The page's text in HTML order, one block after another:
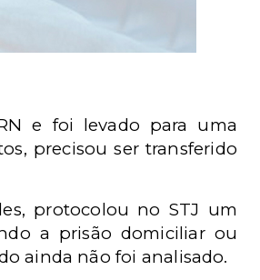
e foi levado para uma
precisou ser transferido
protocolou no STJ um
a prisão domiciliar ou
ainda não foi analisado.